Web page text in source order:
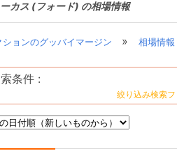
カス (フォード) の相場情報
ョンのグッバイマージン » 相場情報
条件 :
絞り込み検索